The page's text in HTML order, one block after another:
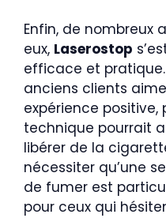
Enfin, de nombreux
eux, Laserostop
efficace et
anciens clients
expérience
technique pourrait
libérer de la
nécessiter qu’une
de fumer est
pour ceux qui